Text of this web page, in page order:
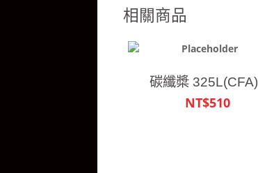
相關商品
碳纖槳 325L(CFA)
NT$510